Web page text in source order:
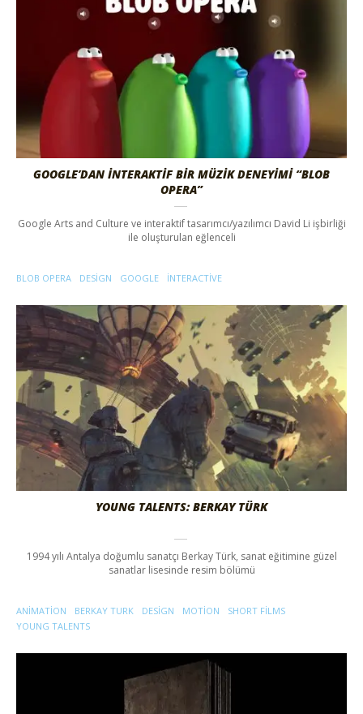
GOOGLE’DAN İNTERAKTIF BIR MÜZIK DENEYIMI “BLOB
OPERA”
Google Arts and Culture ve interaktif tasarımcı/yazılımcı David Li işbirliği
ile oluşturulan eğlenceli
BLOB OPERA DESIGN GOOGLE INTERACTIVE
YOUNG TALENTS: BERKAY TÜRK
1994 yılı Antalya doğumlu sanatçı Berkay Türk, sanat eğitimine güzel
sanatlar lisesinde resim bölümü
ANIMATION BERKAY TURK DESIGN MOTION
SHORT FILMS
YOUNG TALENTS